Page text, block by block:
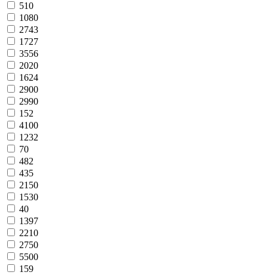
510
1080
2743
1727
3556
2020
1624
2900
2990
152
4100
1232
70
482
435
2150
1530
40
1397
2210
2750
5500
159